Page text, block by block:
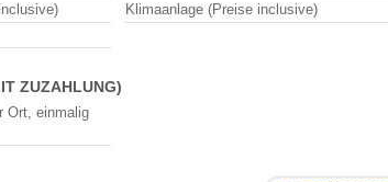
Klimaanlage (Preise inclusive)
ZUZAHLUNG)
Ort, einmalig